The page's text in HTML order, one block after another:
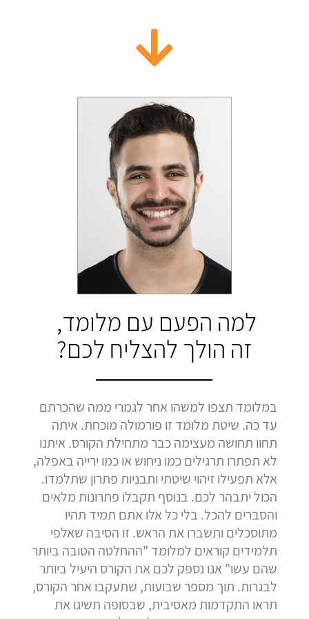
למה הפעם עם מלומד,
זה הולך להצליח לכם?
במלומד תצפו למשהו אחר לגמרי ממה שהכרתם
עד כה. שיטת מלומד זו פורמולה מוכחת. איתה
תחוו תחושה מעצימה כבר מתחילת הקורס. איתנו
לא תפתרו תרגילים כמו ניחוש או כמו ירייה באפלה,
אלא תפעילו זיהוי שיטתי ותבניות פתרון שתלמדו.
הכול יתבהר לכם. בנוסף תקבלו פתרונות מלאים
והסברים להכל. בלי כל אלו אתם תמיד תהיו
מתוסכלים ותשברו את הראש. זו הסיבה שאלפי
תלמידים קוראים למלומד "ההחלטה הטובה ביותר
שהם עשו" אנו נספק לכם את הקורס היעיל ביותר
לבגרות. תוך מספר שבועות, שתעקבו אחר הקורס,
תראו התקדמות מאסיבית, שבסופה תשיגו את